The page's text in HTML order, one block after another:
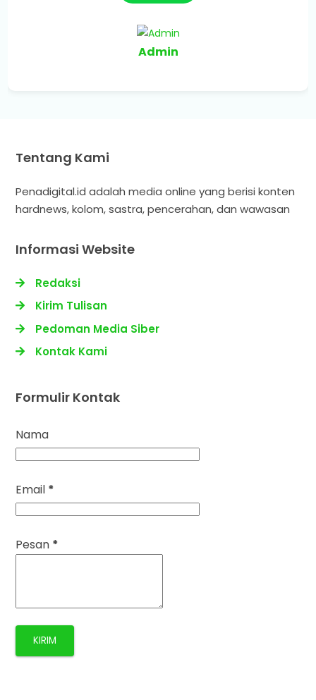
Admin
Tentang Kami
Penadigital.id adalah media online yang berisi konten
hardnews, kolom, sastra, pencerahan, dan wawasan
Informasi Website
Redaksi
Kirim Tulisan
Pedoman Media Siber
Kontak Kami
Formulir Kontak
Nama
Email *
Pesan *